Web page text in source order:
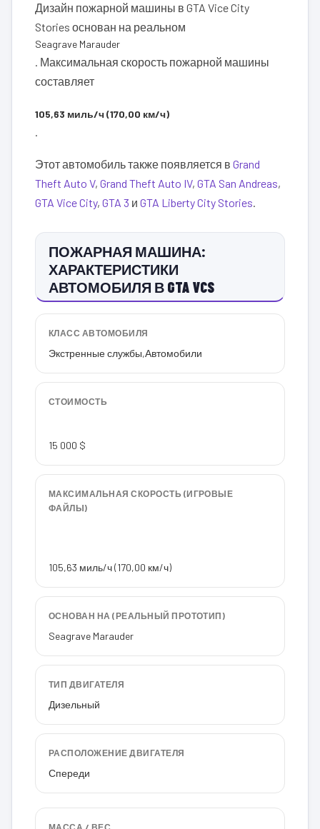
Дизайн пожарной машины в GTA Vice City
Stories основан на реальном
Seagrave Marauder
. Максимальная скорость пожарной машины
составляет
105,63 миль/ч (170,00 км/ч)
.
Этот автомобиль также появляется в Grand
Theft Auto V, Grand Theft Auto IV, GTA San Andreas,
GTA Vice City, GTA 3 и GTA Liberty City Stories.
ПОЖАРНАЯ МАШИНА:
ХАРАКТЕРИСТИКИ
АВТОМОБИЛЯ В GTA VCS
КЛАСС АВТОМОБИЛЯ
Экстренные службы,Автомобили
СТОИМОСТЬ
15 000 $
МАКСИМАЛЬНАЯ СКОРОСТЬ (ИГРОВЫЕ
ФАЙЛЫ)
105,63 миль/ч (170,00 км/ч)
ОСНОВАН НА (РЕАЛЬНЫЙ ПРОТОТИП)
Seagrave Marauder
ТИП ДВИГАТЕЛЯ
Дизельный
РАСПОЛОЖЕНИЕ ДВИГАТЕЛЯ
Спереди